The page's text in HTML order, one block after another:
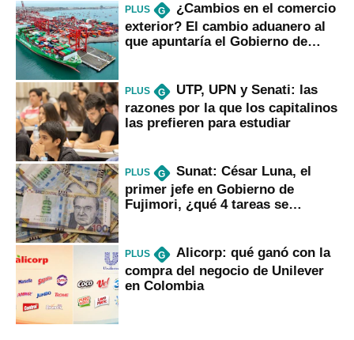
PLUS G
¿Cambios en el comercio
exterior? El cambio aduanero al
que apuntaría el Gobierno de
PLUS G
UTP, UPN y Senati: las
razones por la que los capitalinos
las prefieren para estudiar
PLUS G
Sunat: César Luna, el
primer jefe en Gobierno de
Fujimori, ¿qué 4 tareas se
PLUS G
Alicorp: qué ganó con la
compra del negocio de Unilever
en Colombia